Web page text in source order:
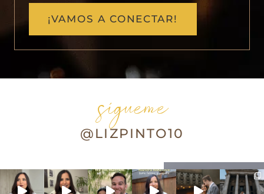
¡VAMOS A CONECTAR!
sígueme
@LIZPINTO10